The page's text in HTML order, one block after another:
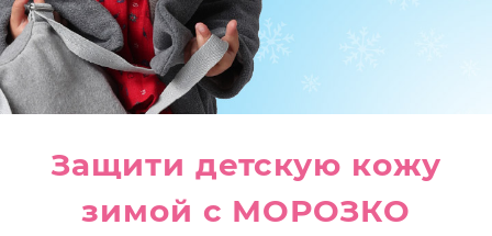
Защити детскую кожу
зимой с МОРОЗКО